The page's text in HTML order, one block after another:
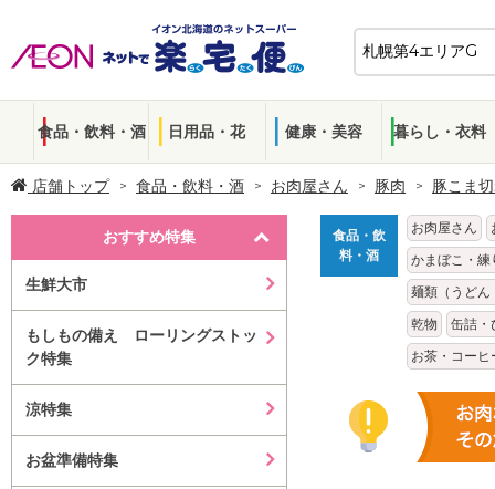
食品・飲料・酒 日用品・花 健康・美容 暮らし・衣料
店舗トップ 食品・飲料・酒 お肉屋さん 豚肉 豚こま
おすすめ特集
生鮮大市
もしもの備え ローリングストッ
ク特集
涼特集
お盆準備特集
食品・飲
料・酒
お肉屋さん
かまぼこ・練
麺類（うどん
乾物
缶詰・
お茶・コー